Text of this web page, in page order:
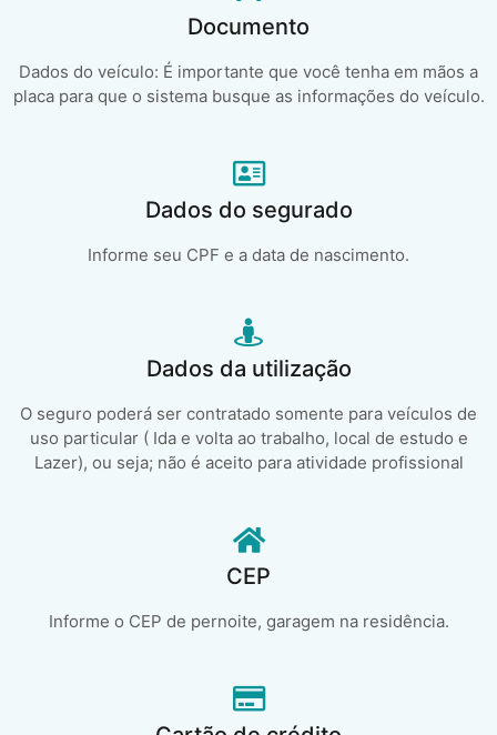
Documento
Dados do veículo: É importante que você tenha em mãos a
placa para que o sistema busque as informações do veículo.
Dados do segurado
Informe seu CPF e a data de nascimento.
Dados da utilização
O seguro poderá ser contratado somente para veículos de
uso particular ( Ida e volta ao trabalho, local de estudo e
Lazer), ou seja; não é aceito para atividade profissional
CEP
Informe o CEP de pernoite, garagem na residência.